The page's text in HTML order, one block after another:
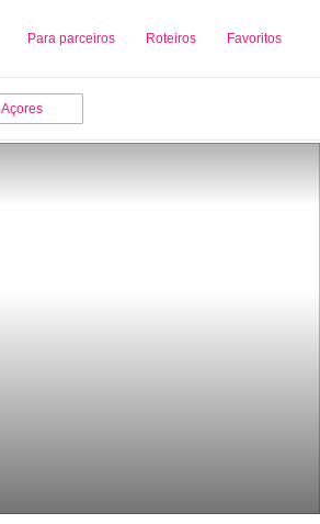
Para parceiros Roteiros Favoritos
Sobre nós Adicionar uma Empresa
Açores